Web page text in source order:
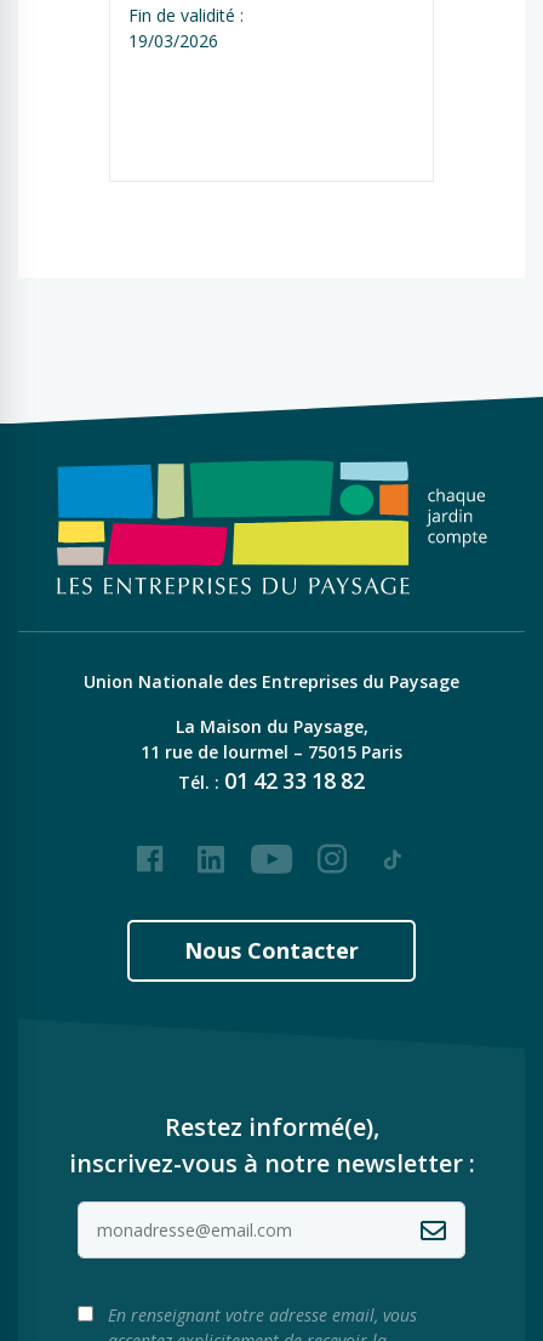
Fin de validité :
19/03/2026
Union Nationale des Entreprises du Paysage
La Maison du Paysage,
11 rue de lourmel – 75015 Paris
Tél. : 01 42 33 18 82
FacebookLinkedInYoutubeInstagram
Tiktok
Nous Contacter
Restez informé(e),
inscrivez-vous à notre newsletter :
En renseignant votre adresse email, vous